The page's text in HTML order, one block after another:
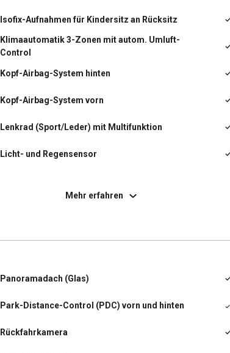
Isofix-Aufnahmen für Kindersitz an Rücksitz
Klimaautomatik 3-Zonen mit autom. Umluft-
Control
Kopf-Airbag-System hinten
Kopf-Airbag-System vorn
Lenkrad (Sport/Leder) mit Multifunktion
Licht- und Regensensor
Service-System: Intelligenter Notruf inkl.
Mehr erfahren
Panoramadach (Glas)
Park-Distance-Control (PDC) vorn und hinten
Rückfahrkamera